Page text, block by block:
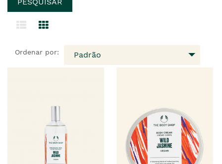
Ordenar por: Padrão